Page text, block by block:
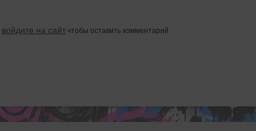
войдите на сайт чтобы оставить комментарий